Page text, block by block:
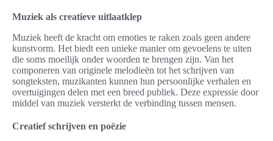
Muziek als creatieve uitlaatklep
Muziek heeft de kracht om emoties te raken zoals geen andere
kunstvorm. Het biedt een unieke manier om gevoelens te uiten
die soms moeilijk onder woorden te brengen zijn. Van het
componeren van originele melodieën tot het schrijven van
songteksten, muzikanten kunnen hun persoonlijke verhalen en
overtuigingen delen met een breed publiek. Deze expressie door
middel van muziek versterkt de verbinding tussen mensen.
Creatief schrijven en poëzie